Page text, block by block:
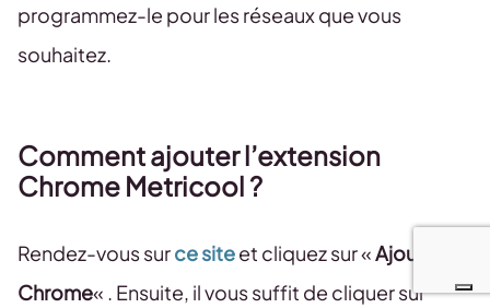
programmez-le pour les réseaux que vous
souhaitez.
Comment ajouter l’extension
Chrome Metricool ?
Rendez-vous surce siteet cliquez sur «Ajouter à
Chrome« . Ensuite, il vous suffit de cliquer sur